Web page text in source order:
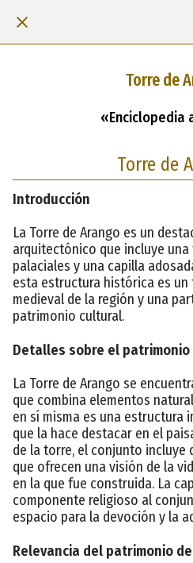
Torre de
«Enciclopedia
Torre de
Introducción
La Torre de Arango es un
arquitectónico que incluye
palaciales y una capilla
esta estructura histórica es
medieval de la región y una
patrimonio cultural.
Detalles sobre el patrimonio
La Torre de Arango se
que combina elementos
en sí misma es una estructura
que la hace destacar en el
de la torre, el conjunto incluye
que ofrecen una visión de la
en la que fue construida. La
componente religioso al
espacio para la devoción y la
Relevancia del patrimonio